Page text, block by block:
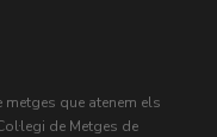
metges que atenem els
de Metges de